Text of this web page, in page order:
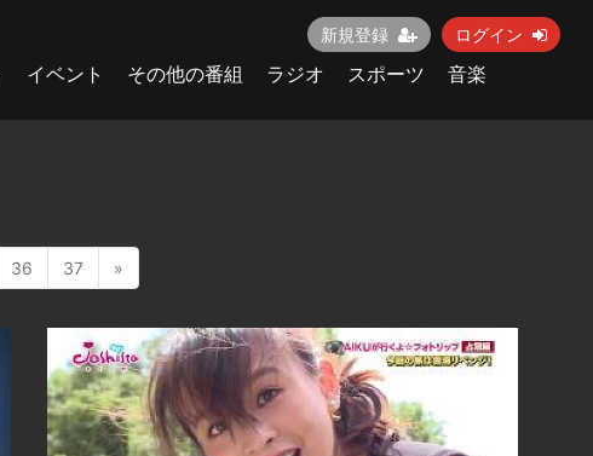
新規登録 ログイン
イベント その他の番組 ラジオ スポーツ
音楽
36 37 »